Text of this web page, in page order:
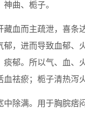
曲、栀子。
血而主疏泄，喜条
，进而导致血郁、
郁。所以气、血、
祛瘀；栀子清热泻
除满。用于胸脘痞